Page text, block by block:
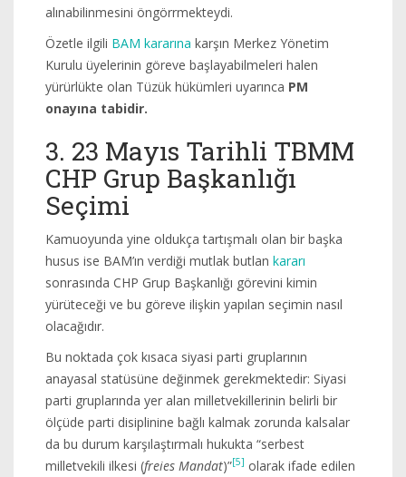
alınabilinmesini öngörrmekteydi.
Özetle ilgili BAM kararına karşın Merkez Yönetim
Kurulu üyelerinin göreve başlayabilmeleri halen
yürürlükte olan Tüzük hükümleri uyarınca PM
onayına tabidir.
3. 23 Mayıs Tarihli TBMM
CHP Grup Başkanlığı
Seçimi
Kamuoyunda yine oldukça tartışmalı olan bir başka
husus ise BAM’ın verdiği mutlak butlan kararı
sonrasında CHP Grup Başkanlığı görevini kimin
yürüteceği ve bu göreve ilişkin yapılan seçimin nasıl
olacağıdır.
Bu noktada çok kısaca siyasi parti gruplarının
anayasal statüsüne değinmek gerekmektedir: Siyasi
parti gruplarında yer alan milletvekillerinin belirli bir
ölçüde parti disiplinine bağlı kalmak zorunda kalsalar
da bu durum karşılaştırmalı hukukta “serbest
milletvekili ilkesi (freies Mandat)”[5] olarak ifade edilen